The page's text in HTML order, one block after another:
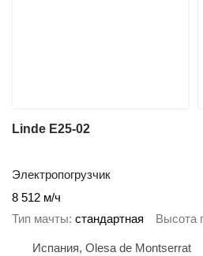
Linde E25-02
Электропогрузчик
8 512 м/ч
Тип мачты стандартная Высота
Испания, Olesa de Montserrat